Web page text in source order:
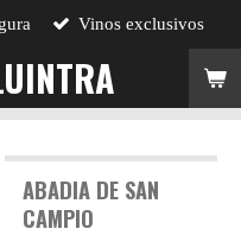
Vinos exclusivos
ABADIA DE SAN
CAMPIO